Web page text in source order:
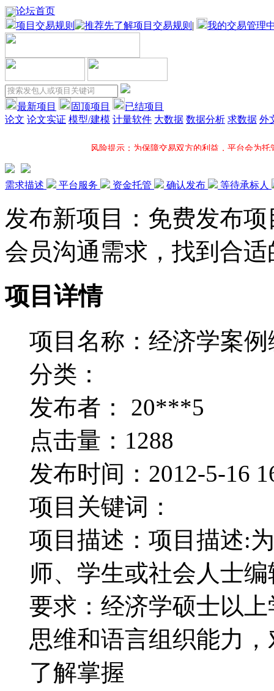
论坛首页
项目交易规则
| 我的交易管理
最新项目 固顶项目
已结项目
论文 论文实证 模型/建模 计量软件 大数据 数据分析 求数据 外
风险提示：为保障交易双方的利益，平台会为
项目固顶：固顶将大大增加您所发布项目的应征机率并在固顶项
一对一服务：平台项目专员全程一对一跟进您的项目，
超低服务费：接包方提现时，平台方只收取5%服
需求描述 平台服务 资金托管 确认发布 等待承标人
发布新项目：免费发布
会员沟通需求，找到合
项目详情
项目名称： 经济学案
分类：
发布者：
20***5
点击量： 1288
发布时间： 2012-5-16
项目关键词：
项目描述： 项目描述:
师、学生或社会人士
要求：经济学硕士以
思维和语言组织能力
了解掌握